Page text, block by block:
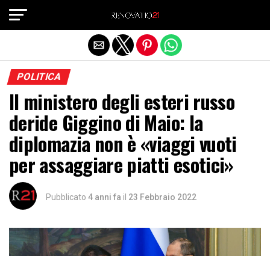
POLITICA
Il ministero degli esteri russo
deride Giggino di Maio: la
diplomazia non è «viaggi vuoti
per assaggiare piatti esotici»
Pubblicato 4 anni fa il 23 Febbraio 2022
Exit mobile version